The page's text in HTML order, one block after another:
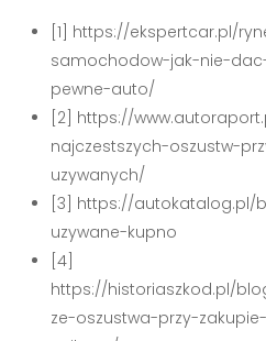
[1] https://ekspertcar.pl/
samochodow-jak-nie-
pewne-auto/
[2] https://
najczestszych-oszustw-
uzywanych/
[3] https://autokatalog.pl/
uzywane-kupno
[4]
https://historiaszkod.pl/
ze-oszustwa-przy-